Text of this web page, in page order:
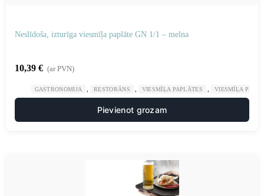
Neslīdoša, izturīga viesmīļa paplāte GN 1/1 – melna
10,39 € (ar PVN)
GASTRONOMIJA RESTORĀNS VIESMĪĻA PAPLĀTES VIESMĪĻA
Pievienot grozam